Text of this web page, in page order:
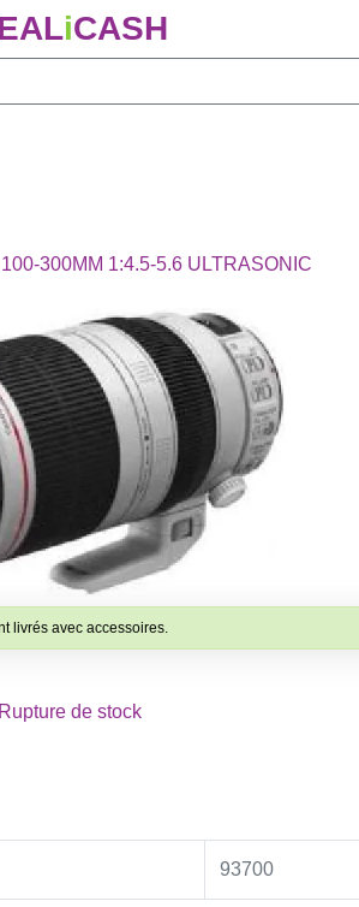
iCASH
300MM 1:4.5-5.6 ULTRASONIC
livrés avec accessoires.
Rupture de stock
93700